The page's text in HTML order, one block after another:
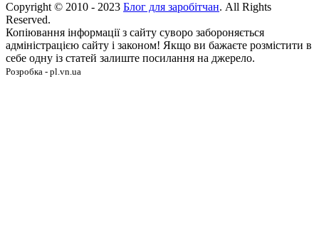
Copyright © 2010 - 2023 Блог для заробітчан. All Rights
Reserved.
Копіювання інформації з сайту суворо забороняється
адміністрацією сайту і законом! Якщо ви бажаєте розмістити в
себе одну із статей залиште посилання на джерело.
Розробка - pl.vn.ua